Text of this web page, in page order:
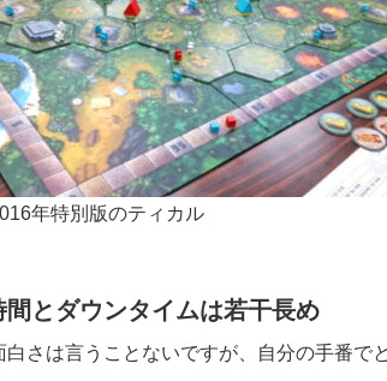
年特別版のティカル
間とダウンタイムは若干長め
白さは言うことないですが、自分の手番で